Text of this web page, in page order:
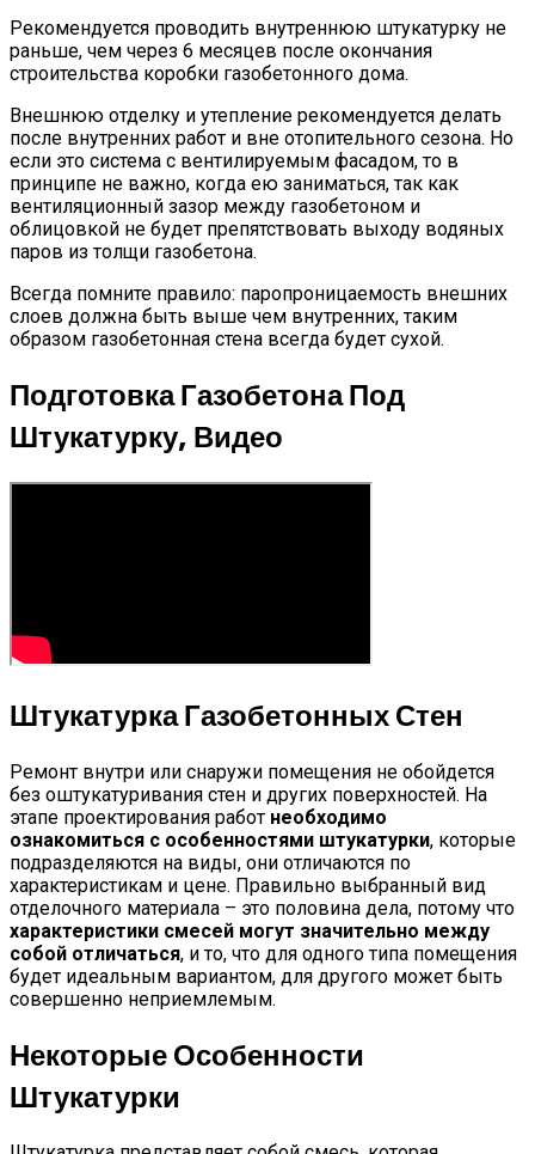
Рекомендуется проводить внутреннюю штукатурку не
раньше, чем через 6 месяцев после окончания
строительства коробки газобетонного дома.
Внешнюю отделку и утепление рекомендуется делать
после внутренних работ и вне отопительного сезона. Но
если это система с вентилируемым фасадом, то в
принципе не важно, когда ею заниматься, так как
вентиляционный зазор между газобетоном и
облицовкой не будет препятствовать выходу водяных
паров из толщи газобетона.
Всегда помните правило: паропроницаемость внешних
слоев должна быть выше чем внутренних, таким
образом газобетонная стена всегда будет сухой.
Подготовка Газобетона Под
Штукатурку, Видео
Штукатурка Газобетонных Стен
Ремонт внутри или снаружи помещения не обойдется
без оштукатуривания стен и других поверхностей. На
этапе проектирования работ необходимо
ознакомиться с особенностями штукатурки, которые
подразделяются на виды, они отличаются по
характеристикам и цене. Правильно выбранный вид
отделочного материала – это половина дела, потому что
характеристики смесей могут значительно между
собой отличаться, и то, что для одного типа помещения
будет идеальным вариантом, для другого может быть
совершенно неприемлемым.
Некоторые Особенности
Штукатурки